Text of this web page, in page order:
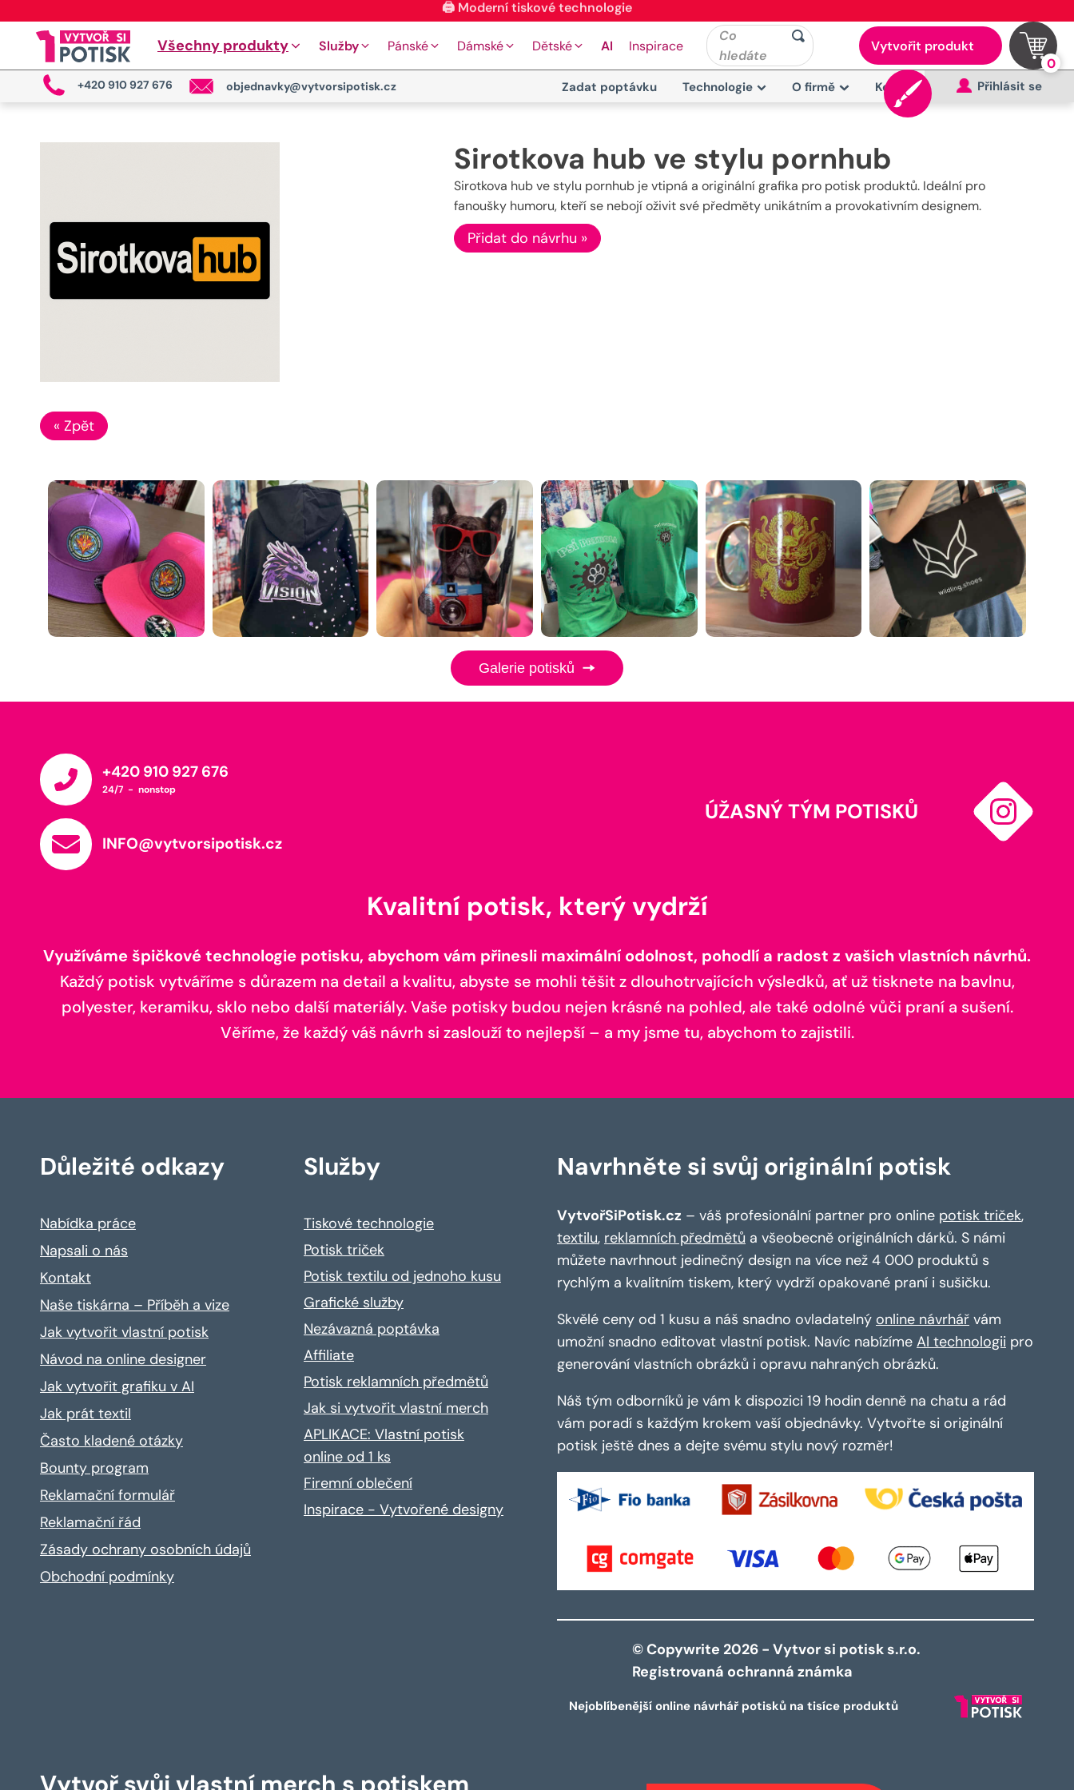
🖨️ Moderní tiskové technologie
Všechny produkty Služby Pánské Dámské Dětské AI Inspirace
Co
hledáte
Vytvořit produkt
0
+420 910 927 676 objednavky@vytvorsipotisk.cz Zadat poptávku Technologie O firmě Kontakt Přihlásit se
Sirotkova hub ve stylu pornhub
Sirotkova hub ve stylu pornhub je vtipná a originální grafika pro potisk produktů. Ideální pro
fanoušky humoru, kteří se nebojí oživit své předměty unikátním a provokativním designem.
Přidat do návrhu »
« Zpět
Galerie potisků
+420 910 927 676
24/7 - nonstop
INFO@vytvorsipotisk.cz
ÚŽASNÝ TÝM POTISKŮ
Kvalitní potisk, který vydrží
Využíváme špičkové technologie potisku, abychom vám přinesli maximální odolnost, pohodlí a radost z vašich vlastních návrhů.
Každý potisk vytváříme s důrazem na detail a kvalitu, abyste se mohli těšit z dlouhotrvajících výsledků, ať už tisknete na bavlnu,
polyester, keramiku, sklo nebo další materiály. Vaše potisky budou nejen krásné na pohled, ale také odolné vůči praní a sušení.
Věříme, že každý váš návrh si zaslouží to nejlepší – a my jsme tu, abychom to zajistili.
Důležité odkazy
Nabídka práce
Napsali o nás
Kontakt
Naše tiskárna – Příběh a vize
Jak vytvořit vlastní potisk
Návod na online designer
Jak vytvořit grafiku v AI
Jak prát textil
Často kladené otázky
Bounty program
Reklamační formulář
Reklamační řád
Zásady ochrany osobních údajů
Obchodní podmínky
Služby
Tiskové technologie
Potisk triček
Potisk textilu od jednoho kusu
Grafické služby
Nezávazná poptávka
Affiliate
Potisk reklamních předmětů
Jak si vytvořit vlastní merch
APLIKACE: Vlastní potisk
online od 1 ks
Firemní oblečení
Inspirace - Vytvořené designy
Navrhněte si svůj originální potisk
VytvořSiPotisk.cz – váš profesionální partner pro online potisk triček,
textilu, reklamních předmětů a všeobecně originálních dárků. S námi
můžete navrhnout jedinečný design na více než 4 000 produktů s
rychlým a kvalitním tiskem, který vydrží opakované praní i sušičku.
Skvělé ceny od 1 kusu a náš snadno ovladatelný online návrhář vám
umožní snadno editovat vlastní potisk. Navíc nabízíme AI technologii pro
generování vlastních obrázků i opravu nahraných obrázků.
Náš tým odborníků je vám k dispozici 19 hodin denně na chatu a rád
vám poradí s každým krokem vaší objednávky. Vytvořte si originální
potisk ještě dnes a dejte svému stylu nový rozměr!
© Copywrite 2026 - Vytvor si potisk s.r.o.
Registrovaná ochranná známka
Nejoblíbenější online návrhář potisků na tisíce produktů